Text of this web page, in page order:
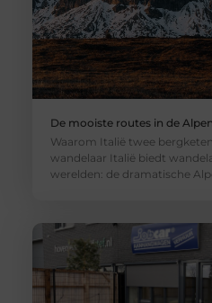
De mooiste routes in de
Waarom Italië twee
wandelaar Italië biedt
werelden: de dramatische